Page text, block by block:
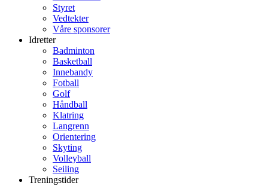
Styret
Vedtekter
Våre sponsorer
Idretter
Badminton
Basketball
Innebandy
Fotball
Golf
Håndball
Klatring
Langrenn
Orientering
Skyting
Volleyball
Seiling
Treningstider